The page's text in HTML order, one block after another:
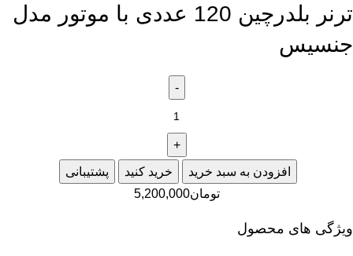
ترنر بلدرچین 120 عددی با موتور مدل
جنسیس
افزودن به سبد خرید خرید کنید
پشتیبانی
تومان5,200,000
ویژگی های محصول